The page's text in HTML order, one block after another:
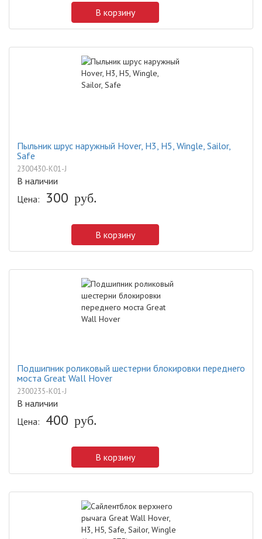
В корзину
Пыльник шрус наружный Hover, H3, H5, Wingle, Sailor,
Safe
2300430-K01-J
В наличии
Цена:
300 руб.
В корзину
Подшипник роликовый шестерни блокировки переднего
моста Great Wall Hover
2300235-K01-J
В наличии
Цена: 400 руб.
В корзину